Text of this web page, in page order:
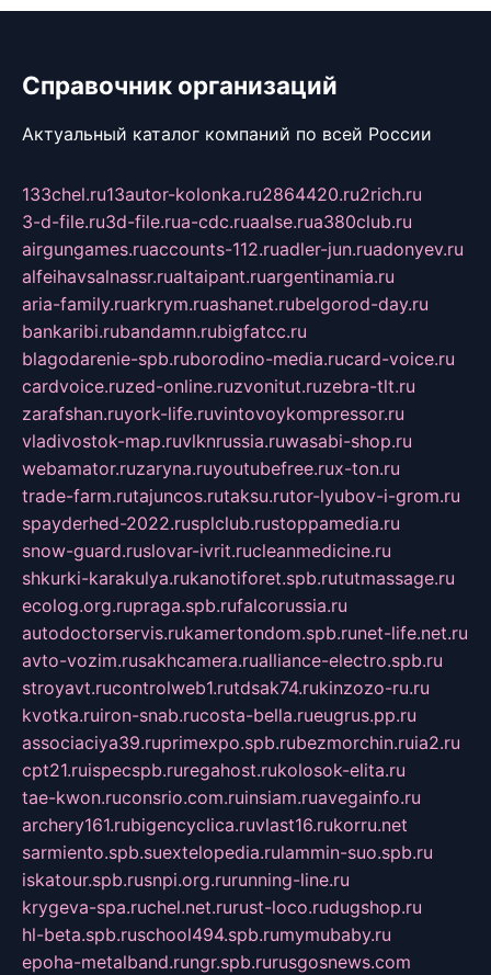
Справочник организаций
Актуальный каталог компаний по всей России
133chel.ru13autor-kolonka.ru2864420.ru2rich.ru
3-d-file.ru3d-file.rua-cdc.ruaalse.rua380club.ru
airgungames.ruaccounts-112.ruadler-jun.ruadonyev.ru
alfeihavsalnassr.rualtaipant.ruargentinamia.ru
aria-family.ruarkrym.ruashanet.rubelgorod-day.ru
bankaribi.rubandamn.rubigfatcc.ru
blagodarenie-spb.ruborodino-media.rucard-voice.ru
cardvoice.ruzed-online.ruzvonitut.ruzebra-tlt.ru
zarafshan.ruyork-life.ruvintovoykompressor.ru
vladivostok-map.ruvlknrussia.ruwasabi-shop.ru
webamator.ruzaryna.ruyoutubefree.rux-ton.ru
trade-farm.rutajuncos.rutaksu.rutor-lyubov-i-grom.ru
spayderhed-2022.rusplclub.rustoppamedia.ru
snow-guard.ruslovar-ivrit.rucleanmedicine.ru
shkurki-karakulya.rukanotiforet.spb.rututmassage.ru
ecolog.org.rupraga.spb.rufalcorussia.ru
autodoctorservis.rukamertondom.spb.runet-life.net.ru
avto-vozim.rusakhcamera.rualliance-electro.spb.ru
stroyavt.rucontrolweb1.rutdsak74.rukinzozo-ru.ru
kvotka.ruiron-snab.rucosta-bella.rueugrus.pp.ru
associaciya39.ruprimexpo.spb.rubezmorchin.ruia2.ru
cpt21.ruispecspb.ruregahost.rukolosok-elita.ru
tae-kwon.ruconsrio.com.ruinsiam.ruavegainfo.ru
archery161.rubigencyclica.ruvlast16.rukorru.net
sarmiento.spb.suextelopedia.rulammin-suo.spb.ru
iskatour.spb.rusnpi.org.rurunning-line.ru
krygeva-spa.ruchel.net.rurust-loco.rudugshop.ru
hl-beta.spb.ruschool494.spb.rumymubaby.ru
epoha-metalband.rungr.spb.rurusgosnews.com